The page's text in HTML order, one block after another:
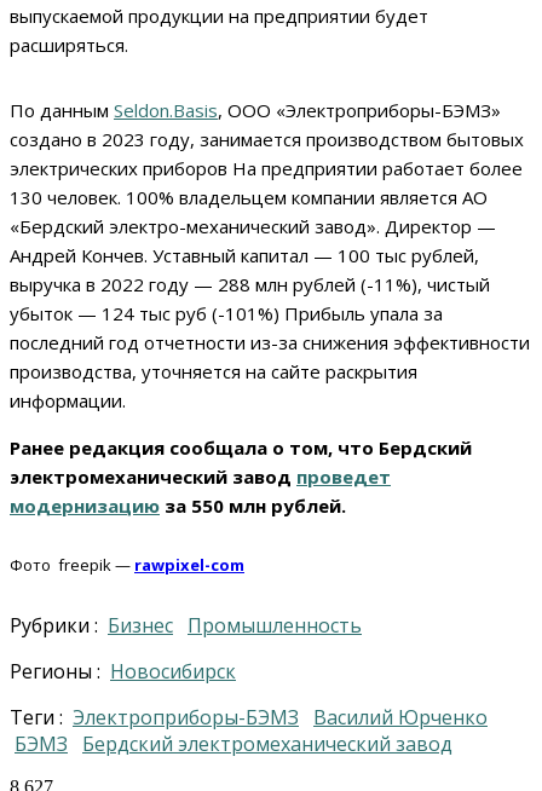
выпускаемой продукции на предприятии будет
расширяться.
По данным Seldon.Basis, ООО «Электроприборы-БЭМЗ»
создано в 2023 году, занимается производством бытовых
электрических приборов На предприятии работает более
130 человек. 100% владельцем компании является АО
«Бердский электро-механический завод». Директор —
Андрей Кончев. Уставный капитал — 100 тыс рублей,
выручка в 2022 году — 288 млн рублей (-11%), чистый
убыток — 124 тыс руб (-101%) Прибыль упала за
последний год отчетности из-за снижения эффективности
производства, уточняется на сайте раскрытия
информации.
Ранее редакция сообщала о том, что Бердский
электромеханический завод проведет
модернизацию за 550 млн рублей.
Фото freepik — rawpixel-com
Рубрики : Бизнес
Промышленность
Регионы :
Новосибирск
Теги :
Электроприборы-БЭМЗ
Василий Юрченко
БЭМЗ
Бердский электромеханический завод
8 627